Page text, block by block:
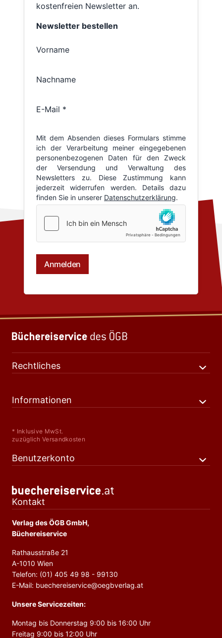
kostenfreien Newsletter an.
Rechtliches
Informationen
* Inklusive MwSt.
zuzüglich Versandkosten
Benutzerkonto
Kontakt
Verlag des ÖGB GmbH,
Büchereiservice
Rathausstraße 21
A-1010 Wien
Telefon: (01) 405 49 98 - 99130
E-Mail: buechereiservice@oegbverlag.at
Unsere Servicezeiten:
Montag bis Donnerstag 9:00 bis 16:00 Uhr
Freitag 9:00 bis 12:00 Uhr